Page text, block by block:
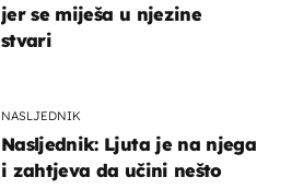
jer se miješa u njezine
stvari
NASLJEDNIK
Nasljednik: Ljuta je na njega
i zahtjeva da učini nešto